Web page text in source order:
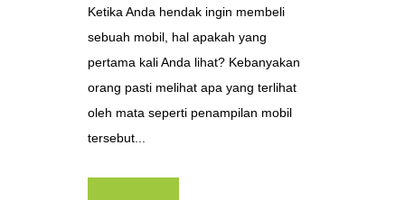
Ketika Anda hendak ingin membeli
sebuah mobil, hal apakah yang
pertama kali Anda lihat? Kebanyakan
orang pasti melihat apa yang terlihat
oleh mata seperti penampilan mobil
tersebut...